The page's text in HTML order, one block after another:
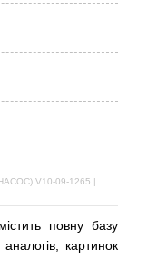
V10-09-1265 |
містить повну базу
аналогів,
картинок